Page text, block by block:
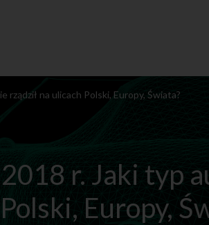
na ulicach Polski, Europy, Świata?
r. Jaki typ
Europy,